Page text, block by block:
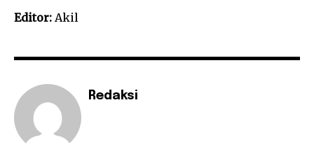
Editor: Akil
Redaksi